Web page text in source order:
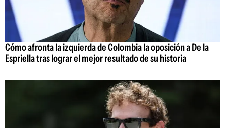
Cómo afronta la izquierda de Colombia la oposición a De la
Espriella tras lograr el mejor resultado de su historia